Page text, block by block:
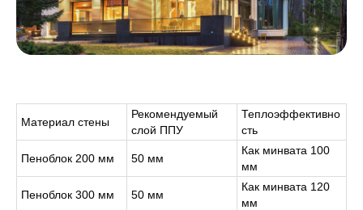
Материал стены
Рекомендуемый
слой ППУ
Теплоэффективно
сть
Пеноблок 200 мм 50 мм
Как минвата 100
мм
Пеноблок 300 мм 50 мм
Как минвата 120
мм